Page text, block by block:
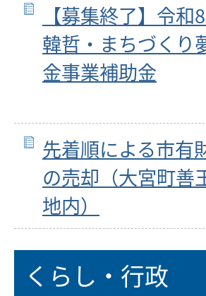
【募集終了】令和
韓哲・まちづくり
金事業補助金
先着順による市有
の売却（大宮町善
地内）
くらし・行政